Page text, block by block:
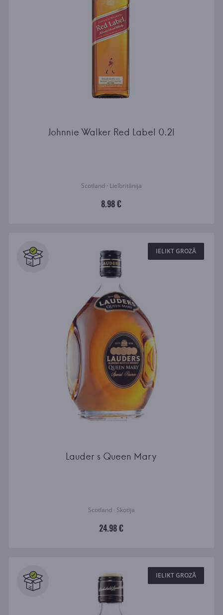
Johnnie Walker Red Label 0.2l
Scotland · Lielbritānija
8.98 €
IELIKT GROZĀ
Lauder s Queen Mary
Scotland · Skotija
24.98 €
IELIKT GROZĀ